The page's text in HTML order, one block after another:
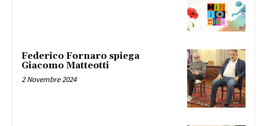
Federico Fornaro spiega
Giacomo Matteotti
2 Novembre 2024